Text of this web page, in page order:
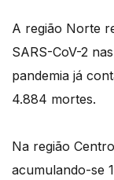
A região Norte
SARS-CoV-2
pandemia já
4.884 mortes.
Na região
acumulando-se